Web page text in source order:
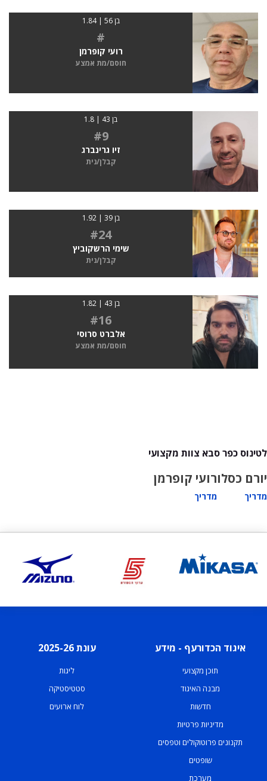
בן 56 | 1.84
#
רועי קופרמן
חוסם/מת אמצע
בן 43 | 1.8
#9
זיו גרינברג
קבלן/נית
בן 39 | 1.92
#24
שימי הרשקוביץ
קבלן/נית
בן 43 | 1.82
#16
אלברט סרוסי
חוסם/מת אמצע
לטינוס כפר סבא צוות מקצועי
יורם כסלו
מדריך
רועי קופרמן
מדריך
איגוד הכדורעף - מידע
תוכן מקצועי
מבנה האיגוד
חדשות
מדיניות פרטיות
תקנונים פרוטוקולים וטפסים
שופטים
מערכת
עונת 2025-26
ליגות
סטטיסטיקה
לוח ארועים